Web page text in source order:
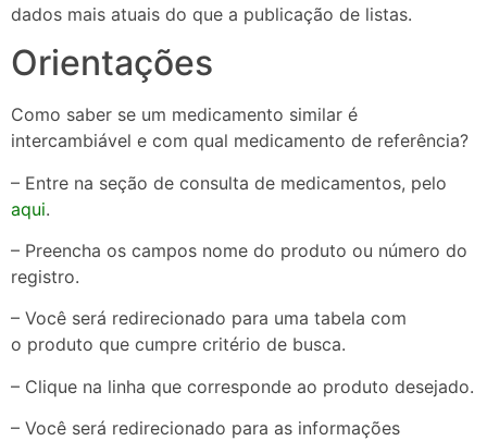
dados mais atuais do que a publicação de listas.
Orientações
Como saber se um medicamento similar é
intercambiável e com qual medicamento de referência?
– Entre na seção de consulta de medicamentos, pelo
aqui.
– Preencha os campos nome do produto ou número do
registro.
– Você será redirecionado para uma tabela com
o produto que cumpre critério de busca.
– Clique na linha que corresponde ao produto desejado.
– Você será redirecionado para as informações